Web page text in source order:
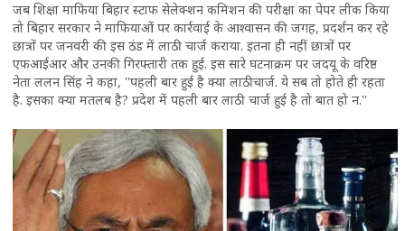
जब शिक्षा माफिया बिहार स्टाफ सेलेक्शन कमिशन की परीक्षा का पेपर लीक किया
तो बिहार सरकार ने माफियाओं पर कार्रवाई के आश्वासन की जगह, प्रदर्शन कर रहे
छात्रों पर जनवरी की इस ठंड में लाठी चार्ज कराया. इतना ही नहीं छात्रों पर
एफआईआर और उनकी गिरफ्तारी तक हुई. इस सारे घटनाक्रम पर जदयू के वरिष्ठ
नेता ललन सिंह ने कहा, ''पहली बार हुई है क्या लाठीचार्ज. ये सब तो होते ही रहता
है. इसका क्या मतलब है? प्रदेश में पहली बार लाठी चार्ज हुई है तो बात हो न.''